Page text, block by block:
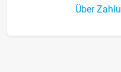
Über